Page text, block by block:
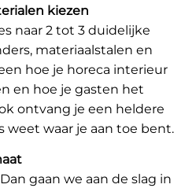
kiezen
naar 2 tot 3 duidelijke
materiaalstalen en
hoe je horeca interieur
en hoe je gasten het
ontvang je een heldere
weet waar je aan toe bent.
gaan we aan de slag in